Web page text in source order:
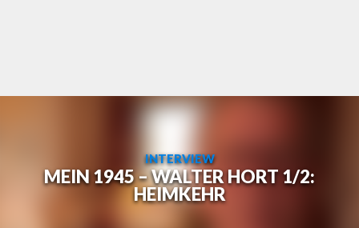
INTERVIEW
MEIN 1945 – WALTER HORT 1/2:
HEIMKEHR